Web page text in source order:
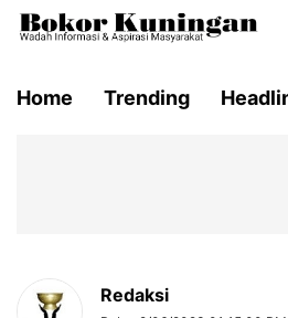
Home Trending
Redaksi